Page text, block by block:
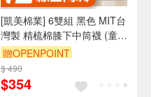
[凱美棉業] 6雙組 黑色 MIT台
灣製 精梳棉膝下中筒襪 (童
襪)13-17cm
贈OPENPOINT
$ 490
$354